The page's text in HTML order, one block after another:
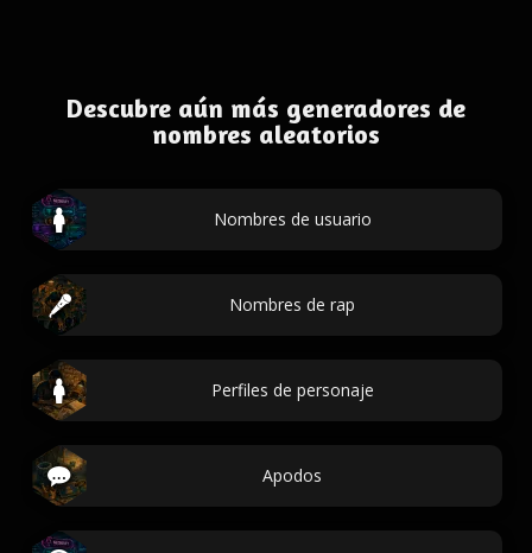
Descubre aún más generadores de
nombres aleatorios
Nombres de usuario
Nombres de rap
Perfiles de personaje
Apodos